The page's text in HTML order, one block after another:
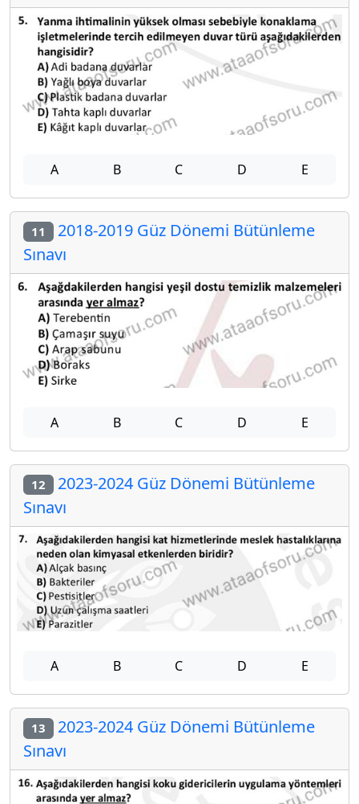
A B C D E
11 2018-2019 Güz Dönemi Bütünleme
Sınavı
A B C D E
12 2023-2024 Güz Dönemi Bütünleme
Sınavı
A B C D E
13 2023-2024 Güz Dönemi Bütünleme
Sınavı